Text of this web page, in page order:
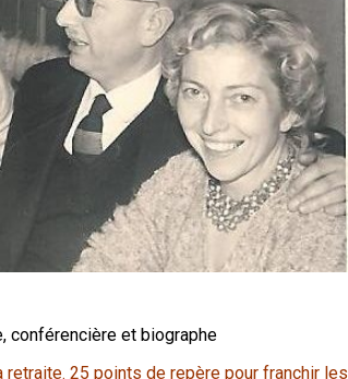
conférencière et biographe
retraite. 25 points de repère pour franchir les